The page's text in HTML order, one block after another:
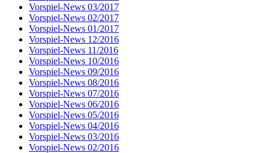
Vorspiel-News 03/2017
Vorspiel-News 02/2017
Vorspiel-News 01/2017
Vorspiel-News 12/2016
Vorspiel-News 11/2016
Vorspiel-News 10/2016
Vorspiel-News 09/2016
Vorspiel-News 08/2016
Vorspiel-News 07/2016
Vorspiel-News 06/2016
Vorspiel-News 05/2016
Vorspiel-News 04/2016
Vorspiel-News 03/2016
Vorspiel-News 02/2016